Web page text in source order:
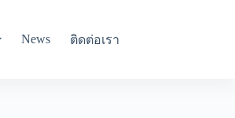
News ติดต่อเรา